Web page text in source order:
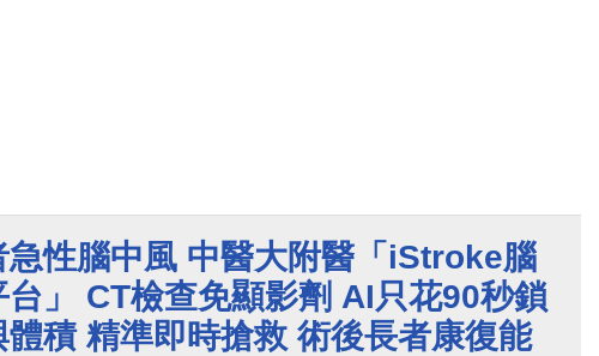
急性腦中風 中醫大附醫「iStroke腦
台」 CT檢查免顯影劑 AI只花90秒鎖
體積 精準即時搶救 術後長者康復能